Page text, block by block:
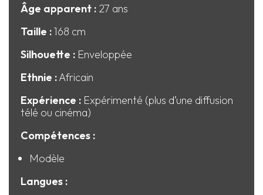
Âge apparent : 27 ans
Taille :168 cm
Silhouette : Enveloppée
Ethnie :Africain
Expérience : Expérimenté (plus d’une diffusion
télé ou cinéma)
Compétences :
Modèle
Langues :